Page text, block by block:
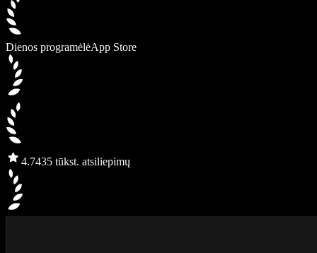
Dienos programėlėApp Store
4.7435 tūkst. atsiliepimų